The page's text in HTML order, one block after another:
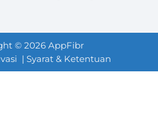
© 2026 AppFibr
| Syarat & Ketentuan